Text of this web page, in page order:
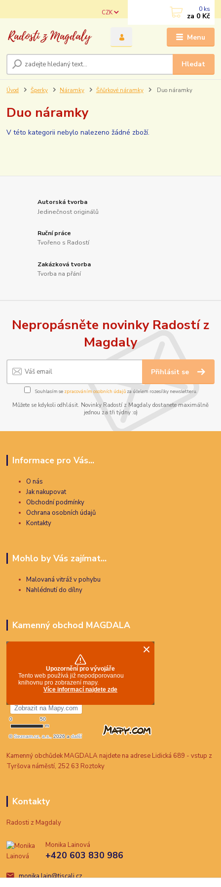
Menu
CZK
Hledat
0 ks
za 0 Kč
Úvod Šperky Náramky Šňůrkové náramky Duo náramky
Duo náramky
V této kategorii nebylo nalezeno žádné zboží.
Autorská tvorba
Jedinečnost originálů
Ruční práce
Tvořeno s Radostí
Zakázková tvorba
Tvorba na přání
Nepropásněte novinky Radostí z
Magdaly
Přihlásit se
Souhlasím se zpracováním osobních údajůza účelem rozesílky newsletteru.
Můžete se kdykoli odhlásit. Novinky Radostí z Magdaly dostanete maximálně
jednou za tři týdny :o)
Informace pro Vás...
O nás
Jak nakupovat
Obchodní podmínky
Ochrana osobních údajů
Kontakty
Mohlo by Vás zajímat...
Malovaná vitráž v pohybu
Nahlédnutí do dílny
Kamenný obchod MAGDALA
Kamenný obchůdek MAGDALA najdete na adrese Lidická 689 - vstup z
Tyršova náměstí, 252 63 Roztoky
Kontakty
Radosti z Magdaly
Monika Lainová
+420 603 830 986
monika.lain@tiscali.cz